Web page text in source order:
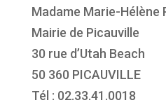
Madame Marie-Hélène
Mairie de Picauville
30 rue d’Utah Beach
50 360 PICAUVILLE
Tél : 02.33.41.0018